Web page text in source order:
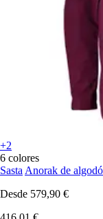
+2
6 colores
Sasta Anorak de
Desde 579,90 €